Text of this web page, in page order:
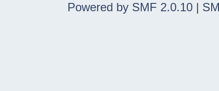
Powered by SMF 2.0.10|